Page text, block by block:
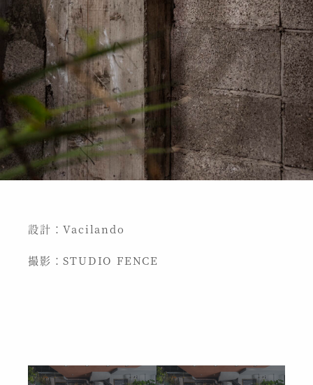
設計：Vacilando
撮影：STUDIO FENCE